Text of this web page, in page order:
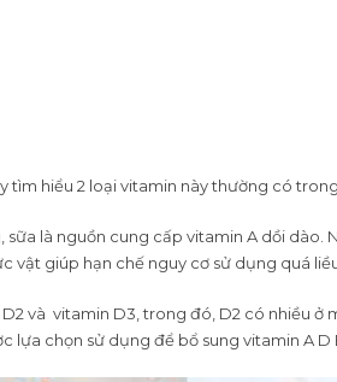
hiểu 2 loại vitamin này thường có
là nguồn cung cấp vitamin A dồi
vật giúp hạn chế nguy cơ sử dụng quá
và vitamin D3, trong đó, D2 có nhiều
chọn sử dụng để bổ sung vitamin A D